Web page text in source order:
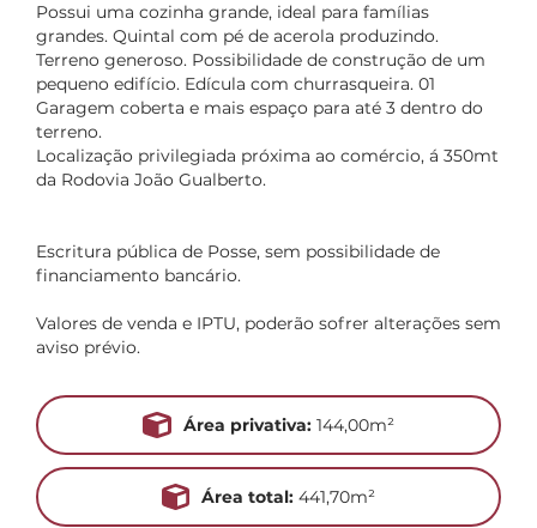
Possui uma cozinha grande, ideal para famílias
grandes. Quintal com pé de acerola produzindo.
Terreno generoso. Possibilidade de construção de um
pequeno edifício. Edícula com churrasqueira. 01
Garagem coberta e mais espaço para até 3 dentro do
terreno.
Localização privilegiada próxima ao comércio, á 350mt
da Rodovia João Gualberto.
Escritura pública de Posse, sem possibilidade de
financiamento bancário.
Valores de venda e IPTU, poderão sofrer alterações sem
aviso prévio.
Área privativa:144,00m²
Área total: 441,70m²